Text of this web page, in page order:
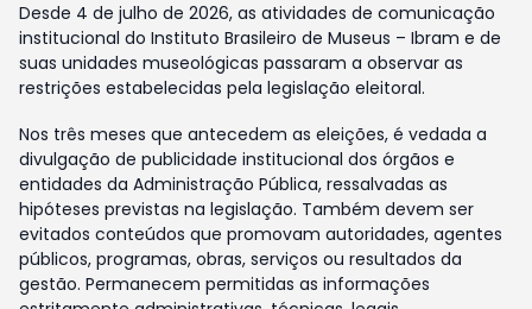
Desde 4 de julho de 2026, as atividades de comunicação
institucional do Instituto Brasileiro de Museus – Ibram e de
suas unidades museológicas passaram a observar as
restrições estabelecidas pela legislação eleitoral.
Nos três meses que antecedem as eleições, é vedada a
divulgação de publicidade institucional dos órgãos e
entidades da Administração Pública, ressalvadas as
hipóteses previstas na legislação. Também devem ser
evitados conteúdos que promovam autoridades, agentes
públicos, programas, obras, serviços ou resultados da
gestão. Permanecem permitidas as informações